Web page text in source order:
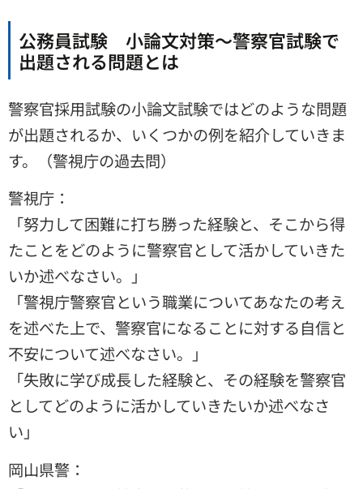
公務員試験 小論文対策～警察官試験で
出題される問題とは
警察官採用試験の小論文試験ではどのような問題
が出題されるか、いくつかの例を紹介していきま
す。（警視庁の過去問）
警視庁：
「努力して困難に打ち勝った経験と、そこから得
たことをどのように警察官として活かしていきた
いか述べなさい。」
「警視庁警察官という職業についてあなたの考え
を述べた上で、警察官になることに対する自信と
不安について述べなさい。」
「失敗に学び成長した経験と、その経験を警察官
としてどのように活かしていきたいか述べなさ
い」
岡山県警：